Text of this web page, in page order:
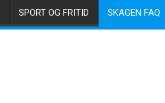
SPORT OG FRITID SKAGEN FAQ